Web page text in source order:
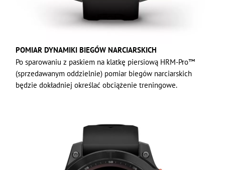
POMIAR DYNAMIKI BIEGÓW NARCIARSKICH
Po sparowaniu z paskiem na klatkę piersiową HRM-Pro™
(sprzedawanym oddzielnie) pomiar biegów narciarskich
będzie dokładniej określać obciążenie treningowe.